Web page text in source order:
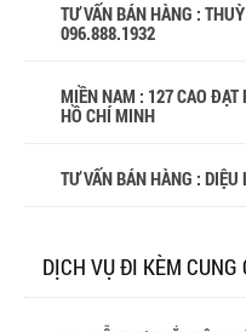
TƯ VẤN BÁN HÀNG :
096.888.1932
MIỀN NAM : 127 CAO ĐẠT
HỒ CHÍ MINH
TƯ VẤN BÁN HÀNG :
DỊCH VỤ ĐI KÈM CUNG